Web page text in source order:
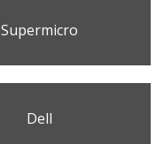
Supermicro
Dell